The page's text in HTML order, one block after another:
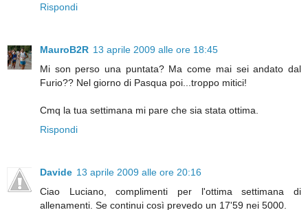
Rispondi
MauroB2R 13 aprile 2009 alle ore 18:45
Mi son perso una puntata? Ma come mai sei andato dal
Furio?? Nel giorno di Pasqua poi...troppo mitici!
Cmq la tua settimana mi pare che sia stata ottima.
Rispondi
Davide 13 aprile 2009 alle ore 20:16
Ciao Luciano, complimenti per l'ottima settimana di
allenamenti. Se continui così prevedo un 17'59 nei 5000.